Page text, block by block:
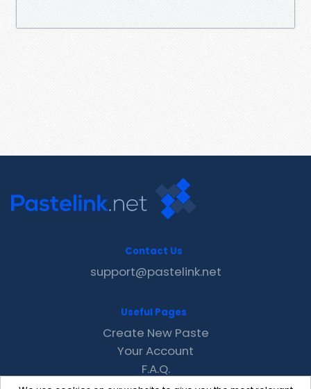
Contact Us
support@pastelink.net
Useful Pages
Create New Paste
Your Account
F.A.Q.